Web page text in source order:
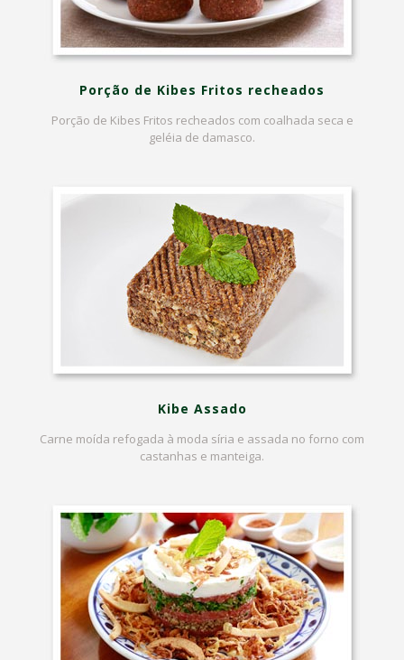
Porção de Kibes Fritos recheados
Porção de Kibes Fritos recheados com coalhada seca e
geléia de damasco.
Kibe Assado
Carne moída refogada à moda síria e assada no forno com
castanhas e manteiga.